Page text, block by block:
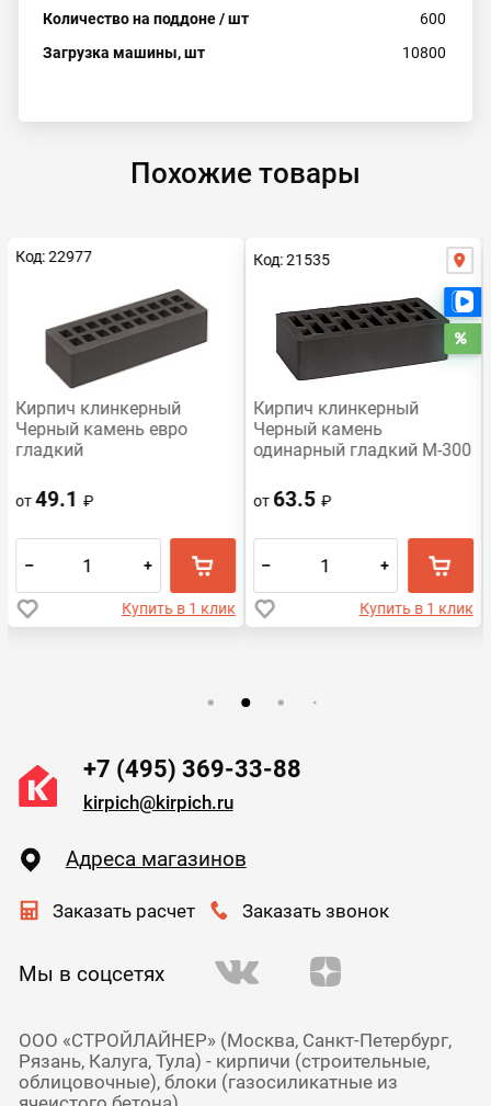
Количество на поддоне / шт
600
Загрузка машины, шт
10800
Похожие товары
Код: 22977
Кирпич клинкерный
Черный камень евро
гладкий
от49.1₽
– +
Купить в 1 клик
Код: 21535
Кирпич клинкерный
Черный камень
одинарный гладкий М-300
от 63.5₽
– +
Купить в 1 клик
+7 (495) 369-33-88
kirpich@kirpich.ru
Адреса магазинов
Заказать расчет Заказать звонок
Мы в соцсетях
ООО «СТРОЙЛАЙНЕР» (Москва, Санкт-Петербург,
Рязань, Калуга, Тула) - кирпичи (строительные,
облицовочные), блоки (газосиликатные из